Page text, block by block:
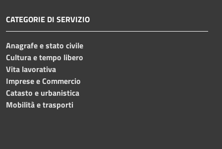
CATEGORIE DI SERVIZIO
Anagrafe e stato civile
Cultura e tempo libero
Vita lavorativa
Imprese e Commercio
Catasto e urbanistica
Mobilità e trasporti